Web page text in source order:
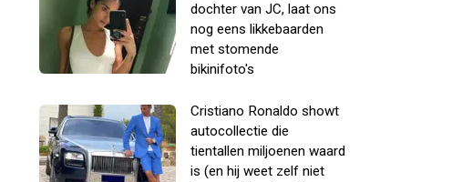
dochter van JC, laat ons
nog eens likkebaarden
met stomende
bikinifoto's
Cristiano Ronaldo showt
autocollectie die
tientallen miljoenen waard
is (en hij weet zelf niet